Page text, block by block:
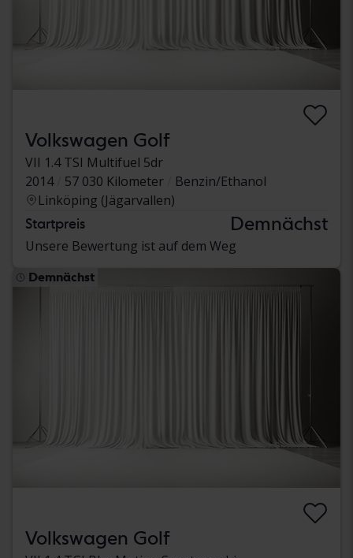
Volkswagen Golf
VII 1.4 TSI Multifuel 5dr
2014
57 030 Kilometer
Benzin/Ethanol
Linköping (Jägarvallen)
Startpreis Demnächst
Unsere Bewertung ist auf dem Weg
Demnächst
Volkswagen Golf